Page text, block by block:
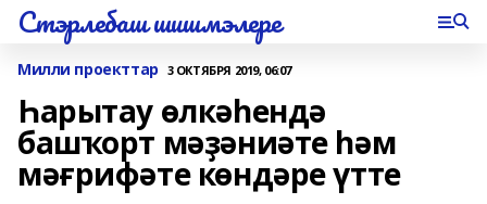
Стэрлебаш шишмэлере
Милли проекттар 3 ОКТЯБРЯ 2019, 06:07
Һарытау өлкәһендә
башҡорт мәҙәниәте һәм
мәғрифәте көндәре үтте